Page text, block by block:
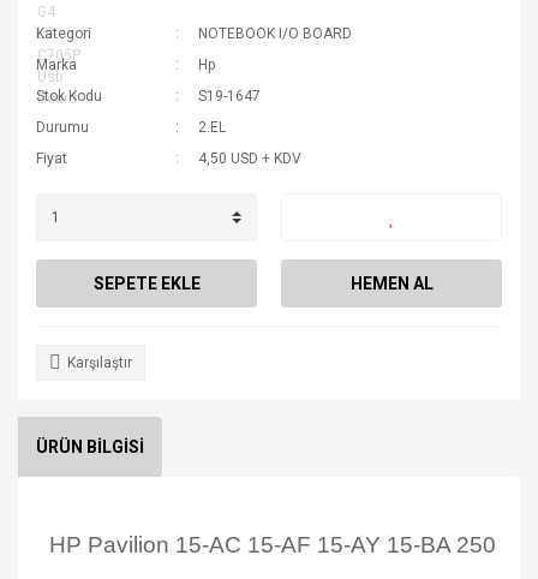
Kategori
NOTEBOOK I/O BOARD
Marka
Hp
Stok Kodu
S19-1647
Durumu
2.EL
Fiyat
4,50 USD + KDV
SEPETE EKLE HEMEN AL
Karşılaştır
ÜRÜN BİLGİSİ
HP Pavilion 15-AC 15-AF 15-AY 15-BA 250